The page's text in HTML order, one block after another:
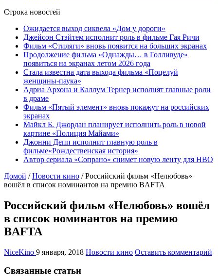
Строка новостей
Ожидается выход сиквела «Дом у дороги»
Джейсон Стэйтем исполнит роль в фильме Гая Ричи
Фильм «Стиляги» вновь появится на больших экранах
Продолжение фильма «Однажды… в Голливуде»
появиться на экранах летом 2026 года
Стала известна дата выхода фильма «Поцелуй
женщины-паука»
Адриа Архона и Каллум Тернер исполнят главные роли
в драме
Фильм «Пятый элемент» вновь покажут на российских
экранах
Майкл Б. Джордан планирует исполнить роль в новой
картине «Полиция Майами»
Джонни Депп исполнит главную роль в
фильме«Рождественская история»
Автор сериала «Сопрано» снимет новую ленту для HBO
Домой / Новости кино / Российский фильм «Нелюбовь»
вошёл в список номинантов на премию BAFTA
Российский фильм «Нелюбовь» вошёл
в список номинантов на премию
BAFTA
NiceKino 9 января, 2018 Новости кино Оставить комментарий
Связанные статьи